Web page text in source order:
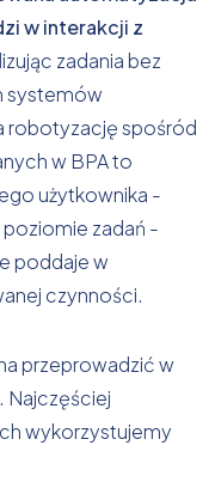
w interakcji z
zadania bez
systemów
robotyzację spośród
w BPA to
użytkownika -
zadań -
poddaje w
czynności.
przeprowadzić w
Najczęściej
wykorzystujemy